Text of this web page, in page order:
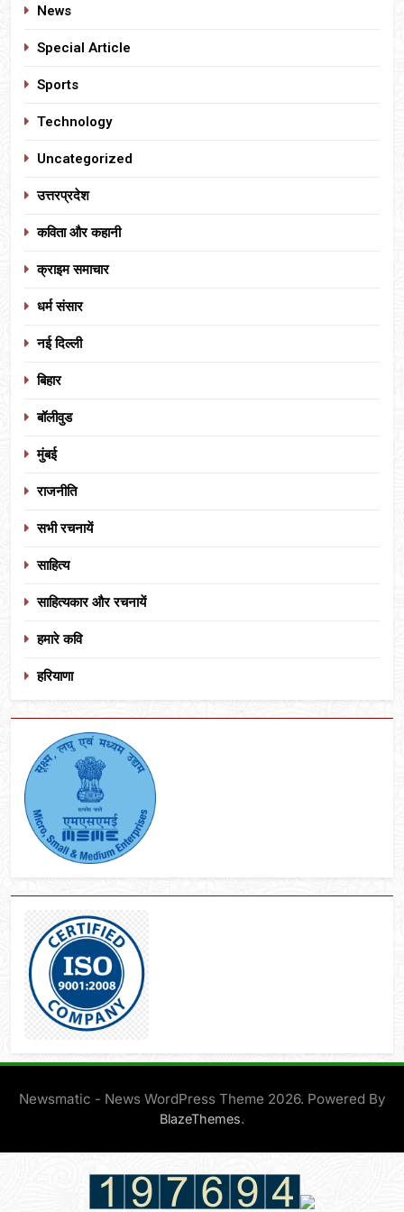
News
Special Article
Sports
Technology
Uncategorized
उत्तरप्रदेश
कविता और कहानी
क्राइम समाचार
धर्म संसार
नई दिल्ली
बिहार
बॉलीवुड
मुंबई
राजनीति
सभी रचनायें
साहित्य
साहित्यकार और रचनायें
हमारे कवि
हरियाणा
Newsmatic - News WordPress Theme 2026. Powered By
BlazeThemes.